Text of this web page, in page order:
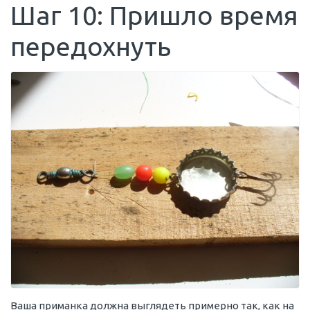
Шаг 10: Пришло время
передохнуть
Ваша приманка должна выглядеть примерно так, как на